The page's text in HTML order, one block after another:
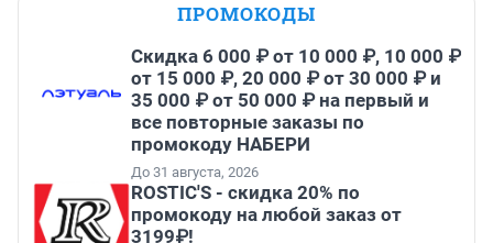
ПРОМОКОДЫ
Скидка 6 000 ₽ от 10 000 ₽, 10 000 ₽
от 15 000 ₽, 20 000 ₽ от 30 000 ₽ и
35 000 ₽ от 50 000 ₽ на первый и
все повторные заказы по
промокоду НАБЕРИ
До 31 августа, 2026
ROSTIC'S - скидка 20% по
промокоду на любой заказ от
3199₽!